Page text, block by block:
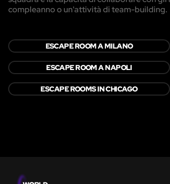
compleanno o un'attività di team-building.
ESCAPE ROOM A MILANO
ESCAPE ROOM A NAPOLI
ESCAPE ROOMS IN CHICAGO